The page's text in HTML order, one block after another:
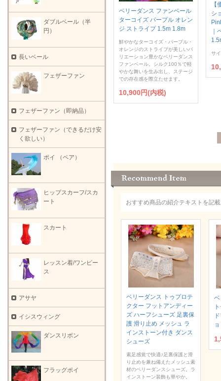
ベリーダンス ファンベール
ターコイズ パープル オレン
ジ ストライプ 1.5m 1.8m
鮮やかなターコイズ・パープル・
オレンジのストライプが美しいバ
リエーション豊かなベリーダンス
ファンベール。シルク100％で軽
やかな舞いを生み出し、ステージ
での存在感を際立たせます。
10,900円(内税)
シ
｜
サ
おすすめ商品の紹介テキストを記
ベリーダンス トゥプロテ
クター フットアンディー
ズ ハーフシューズ 足裏保
護 滑り止め メッシュ ラ
インストーン付き ダンス
シューズ
素足感覚で快適♪足裏保護と滑
り止めを兼ね備えたメッシュ素
材のベリーダンスシューズ。ラ
インストーン装飾も華やか。
ダブルベール（半
円）
長いベール
フェザーファン
フェザーファン（即納品）
フェザーファン（できるだけ安
く欲しい）
ポイ （ペア）
ヒップスカーフ/スカ
ート
スカート
レッスン着/ワンピー
ス
アサヤ
イシスウィング
ダンスリボン
フラッグポイ